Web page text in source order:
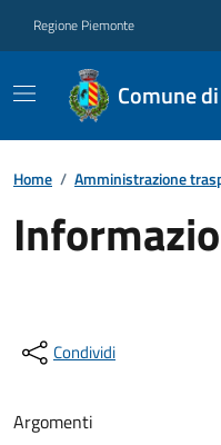
Regione Piemonte
Comune
Home / Amministrazione
Condividi
Argomenti